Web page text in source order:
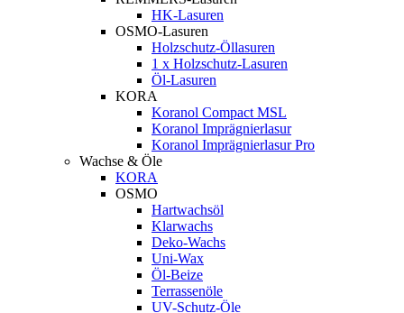
HK-Lasuren
OSMO-Lasuren
Holzschutz-Öllasuren
1 x Holzschutz-Lasuren
Öl-Lasuren
KORA
Koranol Compact MSL
Koranol Imprägnierlasur
Koranol Imprägnierlasur Pro
Wachse & Öle
KORA
OSMO
Hartwachsöl
Klarwachs
Deko-Wachs
Uni-Wax
Öl-Beize
Terrassenöle
UV-Schutz-Öle